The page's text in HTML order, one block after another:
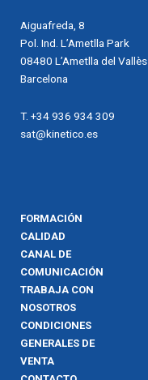
Aiguafreda, 8
Pol. Ind. L’Ametlla Park
08480 L’Ametlla del Vallès
Barcelona
T. +34 936 934 309
sat@kinetico.es
FORMACIÓN
CALIDAD
CANAL DE
COMUNICACIÓN
TRABAJA CON
NOSOTROS
CONDICIONES
GENERALES DE
VENTA